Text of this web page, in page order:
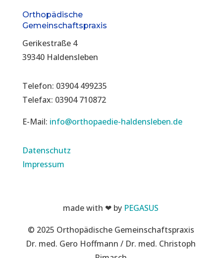
Orthopädische
Gemeinschaftspraxis
Gerikestraße 4
39340 Haldensleben
Telefon: 03904 499235
Telefax: 03904 710872
E-Mail: info@orthopaedie-haldensleben.de
Datenschutz
Impressum
made with ❤ by PEGASUS
© 2025 Orthopädische Gemeinschaftspraxis
Dr. med. Gero Hoffmann / Dr. med. Christoph